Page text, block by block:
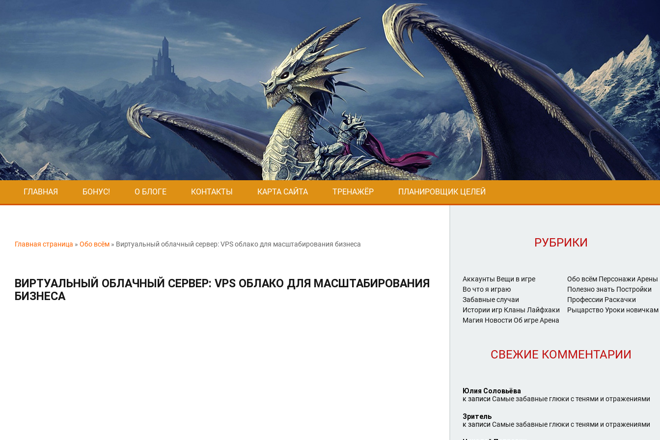
ГЛАВНАЯ БОНУС! О БЛОГЕ КОНТАКТЫ КАРТА САЙТА ТРЕНАЖЁР ПЛАНИРОВЩИК ЦЕЛЕЙ
Главная страница » Обо всём » Виртуальный облачный сервер: VPS облако для масштабирования бизнеса
ВИРТУАЛЬНЫЙ ОБЛАЧНЫЙ СЕРВЕР: VPS ОБЛАКО ДЛЯ МАСШТАБИРОВАНИЯ
БИЗНЕСА
РУБРИКИ
Аккаунты Вещи в игре
Во что я играю
Забавные случаи
Истории игр Кланы Лайфхаки
Магия Новости Об игре Арена
Обо всём Персонажи Арены
Полезно знать Постройки
Профессии Раскачки
Рыцарство Уроки новичкам
СВЕЖИЕ КОММЕНТАРИИ
Юлия Соловьёва
к записи Самые забавные глюки с тенями и отражениями
Зритель
к записи Самые забавные глюки с тенями и отражениями